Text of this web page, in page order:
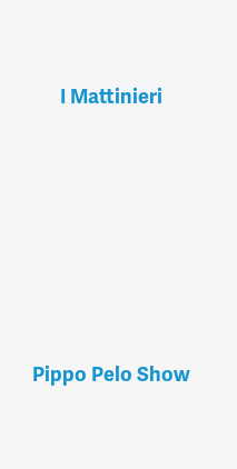
I Mattinieri
Pippo Pelo Show